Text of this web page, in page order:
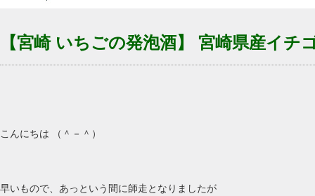
【宮崎 いちごの発泡酒】 宮崎県産イチ
こんにちは （＾－＾）
早いもので、あっという間に師走となりましたが